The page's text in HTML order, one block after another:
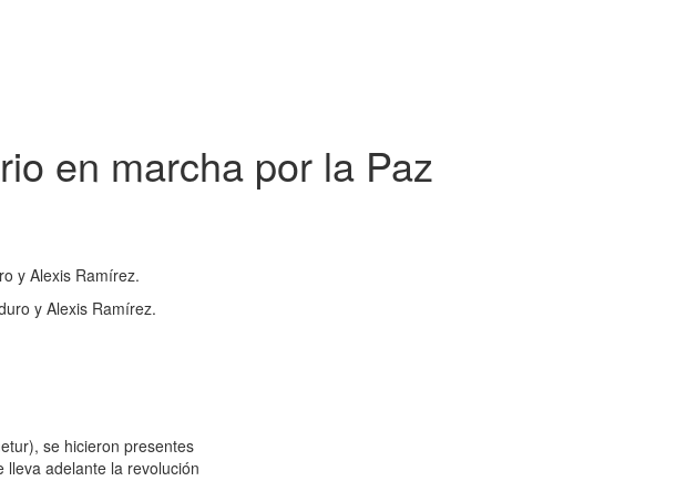
en marcha por la Paz
y Alexis Ramírez.
y Alexis Ramírez.
se hicieron presentes
adelante la revolución